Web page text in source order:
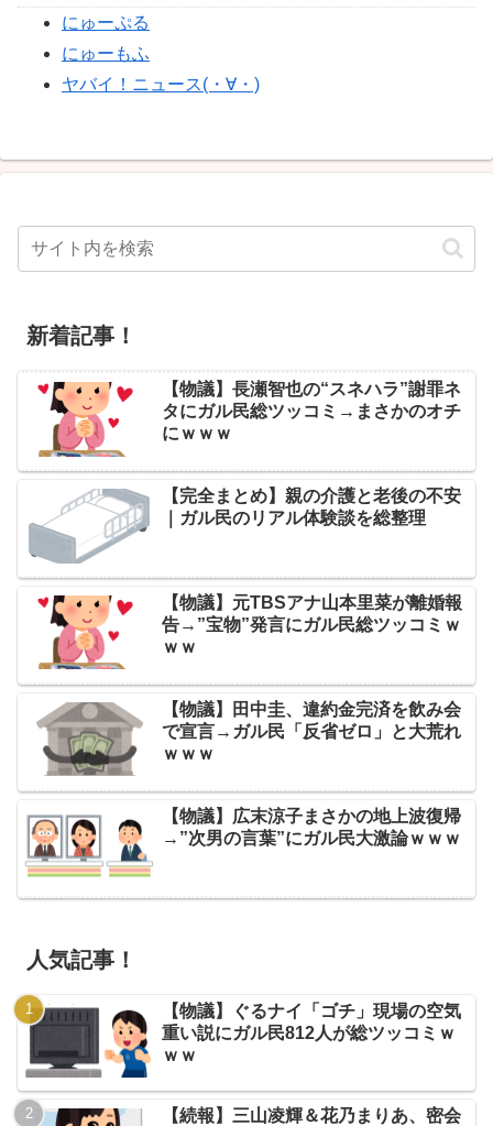
にゅーぷる
にゅーもふ
ヤバイ！ニュース(・∀・)
新着記事！
【物議】長瀬智也の“スネハラ”謝罪ネ
タにガル民総ツッコミ→まさかのオチ
にｗｗｗ
【完全まとめ】親の介護と老後の不安
｜ガル民のリアル体験談を総整理
【物議】元TBSアナ山本里菜が離婚報
告→”宝物”発言にガル民総ツッコミｗ
ｗｗ
【物議】田中圭、違約金完済を飲み会
で宣言→ガル民「反省ゼロ」と大荒れ
ｗｗｗ
【物議】広末涼子まさかの地上波復帰
→”次男の言葉”にガル民大激論ｗｗｗ
人気記事！
【物議】ぐるナイ「ゴチ」現場の空気
重い説にガル民812人が総ツッコミｗ
ｗｗ
【続報】三山凌輝＆花乃まりあ、密会